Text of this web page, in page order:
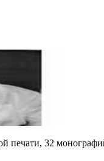
печати, 32